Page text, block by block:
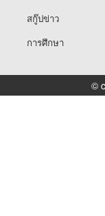
สกู๊ปข่าว
การศึกษา
©